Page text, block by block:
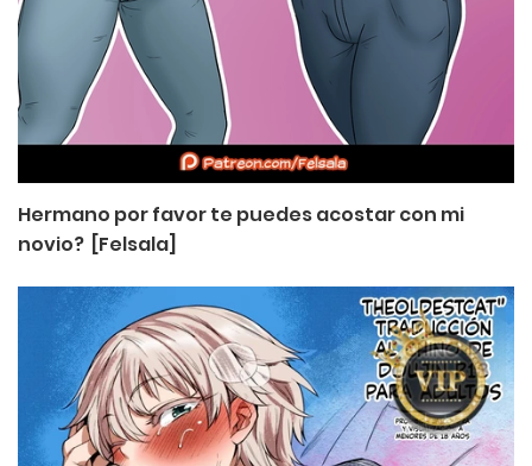
Hermano por favor te puedes acostar con mi
novio? [Felsala]